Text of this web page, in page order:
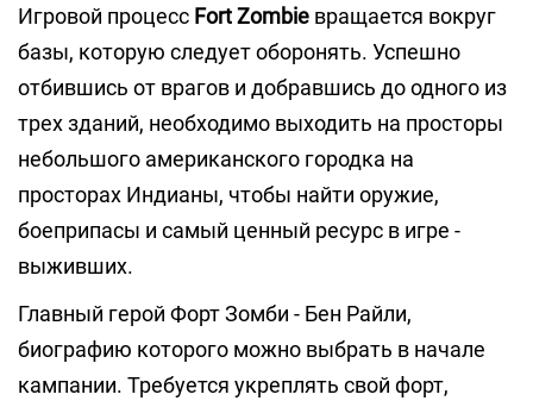
Игровой процесс Fort Zombie вращается вокруг
базы, которую следует оборонять. Успешно
отбившись от врагов и добравшись до одного из
трех зданий, необходимо выходить на просторы
небольшого американского городка на
просторах Индианы, чтобы найти оружие,
боеприпасы и самый ценный ресурс в игре -
выживших.
Главный герой Форт Зомби - Бен Райли,
биографию которого можно выбрать в начале
кампании. Требуется укреплять свой форт,